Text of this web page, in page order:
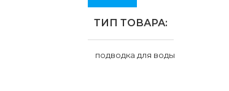
ТИП ТОВАРА
подводка для воды